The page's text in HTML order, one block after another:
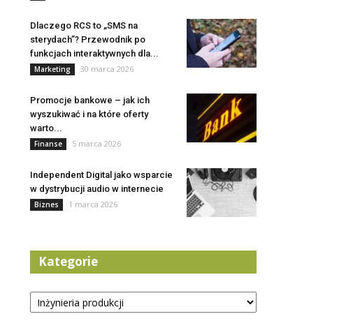
Dlaczego RCS to „SMS na
sterydach”? Przewodnik po
funkcjach interaktywnych dla...
Marketing 30 marca 2026
Promocje bankowe – jak ich
wyszukiwać i na które oferty
warto...
Finanse 5 marca 2026
Independent Digital jako wsparcie
w dystrybucji audio w internecie
Biznes 1 marca 2026
Kategorie
Kategorie